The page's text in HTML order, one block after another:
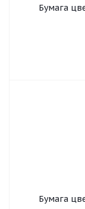
Бумага
Бумага